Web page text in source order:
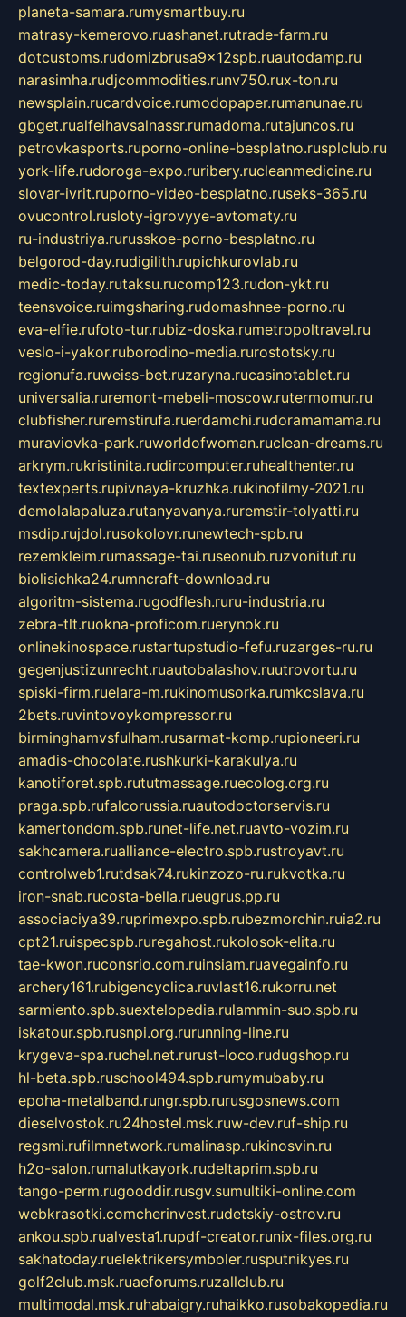
planeta-samara.rumysmartbuy.ru
matrasy-kemerovo.ruashanet.rutrade-farm.ru
dotcustoms.rudomizbrusa9x12spb.ruautodamp.ru
narasimha.rudjcommodities.runv750.rux-ton.ru
newsplain.rucardvoice.rumodopaper.rumanunae.ru
gbget.rualfeihavsalnassr.rumadoma.rutajuncos.ru
petrovkasports.ruporno-online-besplatno.rusplclub.ru
york-life.rudoroga-expo.ruribery.rucleanmedicine.ru
slovar-ivrit.ruporno-video-besplatno.ruseks-365.ru
ovucontrol.rusloty-igrovyye-avtomaty.ru
ru-industriya.rurusskoe-porno-besplatno.ru
belgorod-day.rudigilith.rupichkurovlab.ru
medic-today.rutaksu.rucomp123.rudon-ykt.ru
teensvoice.ruimgsharing.rudomashnee-porno.ru
eva-elfie.rufoto-tur.rubiz-doska.rumetropoltravel.ru
veslo-i-yakor.ruborodino-media.rurostotsky.ru
regionufa.ruweiss-bet.ruzaryna.rucasinotablet.ru
universalia.ruremont-mebeli-moscow.rutermomur.ru
clubfisher.ruremstirufa.ruerdamchi.rudoramamama.ru
muraviovka-park.ruworldofwoman.ruclean-dreams.ru
arkrym.rukristinita.rudircomputer.ruhealthenter.ru
textexperts.rupivnaya-kruzhka.rukinofilmy-2021.ru
demolalapaluza.rutanyavanya.ruremstir-tolyatti.ru
msdip.rujdol.rusokolovr.runewtech-spb.ru
rezemkleim.rumassage-tai.ruseonub.ruzvonitut.ru
biolisichka24.rumncraft-download.ru
algoritm-sistema.rugodflesh.ruru-industria.ru
zebra-tlt.ruokna-proficom.ruerynok.ru
onlinekinospace.rustartupstudio-fefu.ruzarges-ru.ru
gegenjustizunrecht.ruautobalashov.ruutrovortu.ru
spiski-firm.ruelara-m.rukinomusorka.rumkcslava.ru
2bets.ruvintovoykompressor.ru
birminghamvsfulham.rusarmat-komp.rupioneeri.ru
amadis-chocolate.rushkurki-karakulya.ru
kanotiforet.spb.rututmassage.ruecolog.org.ru
praga.spb.rufalcorussia.ruautodoctorservis.ru
kamertondom.spb.runet-life.net.ruavto-vozim.ru
sakhcamera.rualliance-electro.spb.rustroyavt.ru
controlweb1.rutdsak74.rukinzozo-ru.rukvotka.ru
iron-snab.rucosta-bella.rueugrus.pp.ru
associaciya39.ruprimexpo.spb.rubezmorchin.ruia2.ru
cpt21.ruispecspb.ruregahost.rukolosok-elita.ru
tae-kwon.ruconsrio.com.ruinsiam.ruavegainfo.ru
archery161.rubigencyclica.ruvlast16.rukorru.net
sarmiento.spb.suextelopedia.rulammin-suo.spb.ru
iskatour.spb.rusnpi.org.rurunning-line.ru
krygeva-spa.ruchel.net.rurust-loco.rudugshop.ru
hl-beta.spb.ruschool494.spb.rumymubaby.ru
epoha-metalband.rungr.spb.rurusgosnews.com
dieselvostok.ru24hostel.msk.ruw-dev.ruf-ship.ru
regsmi.rufilmnetwork.rumalinasp.rukinosvin.ru
h2o-salon.rumalutkayork.rudeltaprim.spb.ru
tango-perm.rugooddir.rusgv.sumultiki-online.com
webkrasotki.comcherinvest.rudetskiy-ostrov.ru
ankou.spb.rualvesta1.rupdf-creator.runix-files.org.ru
sakhatoday.ruelektrikersymboler.rusputnikyes.ru
golf2club.msk.ruaeforums.ruzallclub.ru
multimodal.msk.ruhabaigry.ruhaikko.rusobakopedia.ru